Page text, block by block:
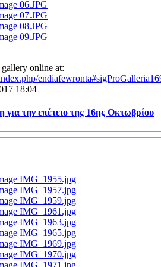
online at:
18:04
την επέτειο της 16ης Οκτωβρίου